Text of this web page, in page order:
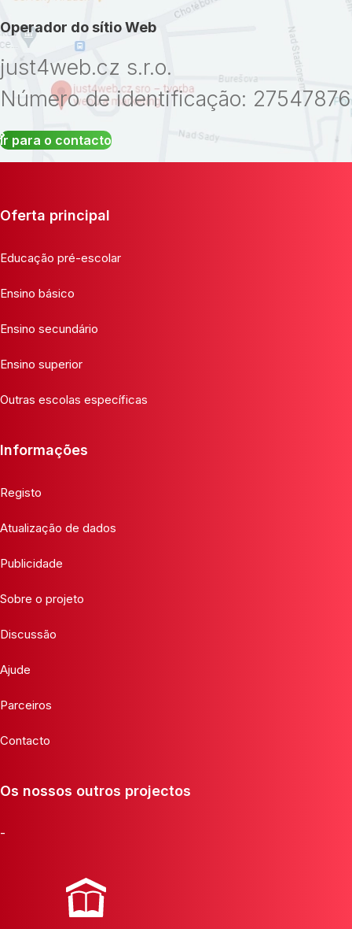
Operador do sítio Web
just4web.cz s.r.o.
Número de identificação: 27547876
Ir para o contacto
Oferta principal
Educação pré-escolar
Ensino básico
Ensino secundário
Ensino superior
Outras escolas específicas
Informações
Registo
Atualização de dados
Publicidade
Sobre o projeto
Discussão
Ajude
Parceiros
Contacto
Os nossos outros projectos
-